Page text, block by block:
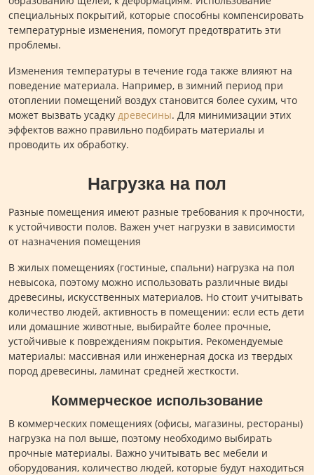
специальных покрытий, которые способны компенсировать
температурные изменения, помогут предотвратить эти
проблемы.
Изменения температуры в течение года также влияют на
поведение материала. Например, в зимний период при
отоплении помещений воздух становится более сухим, что
может вызвать усадку древесины. Для минимизации этих
эффектов важно правильно подбирать материалы и
проводить их обработку.
Нагрузка на пол
Разные помещения имеют разные требования к прочности,
к устойчивости полов. Важен учет нагрузки в зависимости
от назначения помещения
В жилых помещениях (гостиные, спальни) нагрузка на пол
невысока, поэтому можно использовать различные виды
древесины, искусственных материалов. Но стоит учитывать
количество людей, активность в помещении: если есть дети
или домашние животные, выбирайте более прочные,
устойчивые к повреждениям покрытия. Рекомендуемые
материалы: массивная или инженерная доска из твердых
пород древесины, ламинат средней жесткости.
Коммерческое использование
В коммерческих помещениях (офисы, магазины, рестораны)
нагрузка на пол выше, поэтому необходимо выбирать
прочные материалы. Важно учитывать вес мебели и
оборудования, количество людей, которые будут находиться